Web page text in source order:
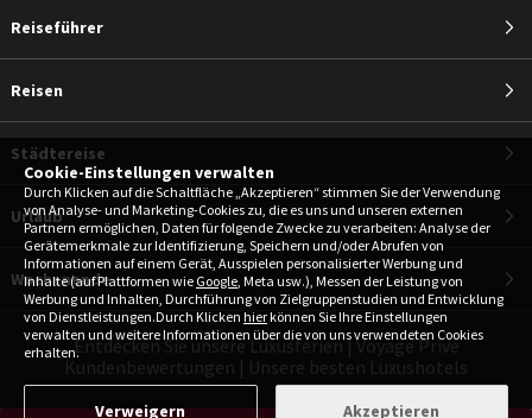
Cookie-Einstellungen verwalten
Durch Klicken auf die Schaltfläche „Akzeptieren“ stimmen Sie der Verwendung
von Analyse- und Marketing-Cookies zu, die es uns und unseren externen
Partnern ermöglichen, Daten für folgende Zwecke zu verarbeiten: Analyse der
Gerätemerkmale zur Identifizierung, Speichern und/oder Abrufen von
Informationen auf einem Gerät, Ausspielen personalisierter Werbung und
Inhalte (auf Plattformen wie Google, Meta usw.), Messen der Leistung von
Werbung und Inhalten, Durchführung von Zielgruppenstudien und Entwicklung
von Dienstleistungen.Durch Klicken hier können Sie Ihre Einstellungen
verwalten und weitere Informationen über die von uns verwendeten Cookies
erhalten.
Akzeptieren
Verweigern
Reiseführer
Reisen
Städtereise
Urlaub
Wochenende
Entdecken Sie unsere Luxusferien|Voyage Privé
Kundenbewertungen | Unsere besten Luxushotels